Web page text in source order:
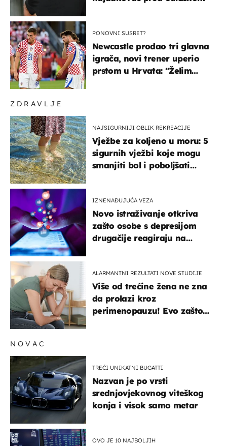
ZDRAVLJE
NAJSIGURNIJI OBLIK REKREACIJE
Vježbe za koljeno u moru: 5
sigurnih vježbi koje mogu
smanjiti bol i poboljšati
IZNENAĐUJUĆA VEZA
Novo istraživanje otkriva
zašto osobe s depresijom
drugačije reagiraju na
ALARMANTNI REZULTATI NOVE STUDIJE
Više od trećine žena ne zna
da prolazi kroz
perimenopauzu! Evo zašto
PONOVNI SUSRET?
Newcastle prodao tri glavna
igrača, novi trener uperio
prstom u Hrvata: "Želim
NOVAC
TREĆI UNIKATNI BUGATTI
Nazvan je po vrsti
srednjovjekovnog viteškog
konja i visok samo metar
OVO JE 10 NAJBOLJIH